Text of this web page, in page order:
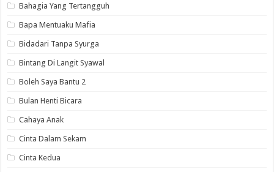
Bahagia Yang Tertangguh
Bapa Mentuaku Mafia
Bidadari Tanpa Syurga
Bintang Di Langit Syawal
Boleh Saya Bantu 2
Bulan Henti Bicara
Cahaya Anak
Cinta Dalam Sekam
Cinta Kedua